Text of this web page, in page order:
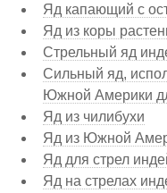
Яд капающий с
Яд из коры
Стрельный яд
Сильный яд,
Южной Америки
Яд из чилибухи
Яд из Южной
Яд для стрел
Яд на стрелах